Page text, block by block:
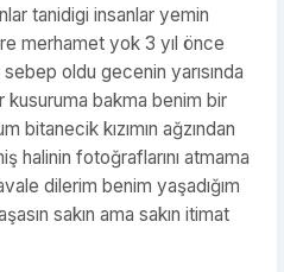
tanidigi insanlar yemin
merhamet yok 3 yıl önce
oldu gecenin yarısında
bakma benim bir
bitanecik kızımın ağzından
halinin fotoğraflarını atmama
dilerim benim yaşadığım
sakın ama sakın itimat